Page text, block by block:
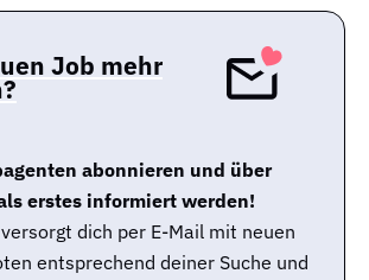
Job mehr
abonnieren und über
erstes informiert werden!
dich per E-Mail mit neuen
entsprechend deiner Suche und